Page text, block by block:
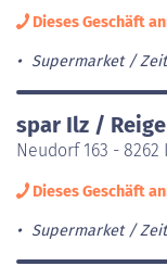
Dieses Geschäft
Supermarket
spar Ilz /
Neudorf 163 -
Dieses Geschäft
Supermarket